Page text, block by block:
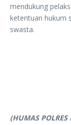
mendukung
ketentuan hukum
swasta.
(HUMAS